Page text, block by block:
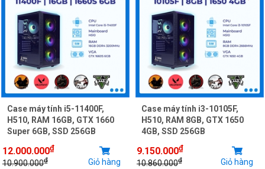
Case máy tính i5-11400F,
H510, RAM 16GB, GTX 1660
Super 6GB, SSD 256GB
12.000.000₫
10.900.000₫ Giỏ hàng
Case máy tính i3-10105F,
H510, RAM 8GB, GTX 1650
4GB, SSD 256GB
9.150.000₫
10.860.000₫ Giỏ hàng